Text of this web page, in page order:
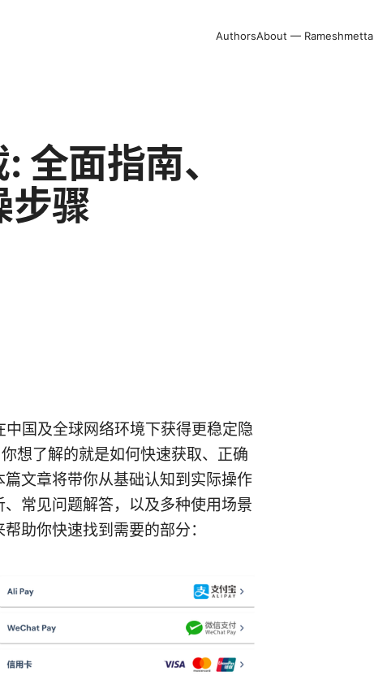
AuthorsAbout — Rameshmetta
面指南、
步骤
国及全球网络环境下获得更稳定隐
想了解的就是如何快速获取、正确
文章将带你从基础认知到实际操作
常见问题解答，以及多种使用场景
助你快速找到需要的部分：